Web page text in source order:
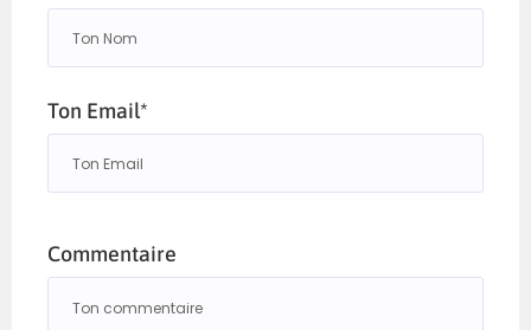
Ton Email*
Commentaire